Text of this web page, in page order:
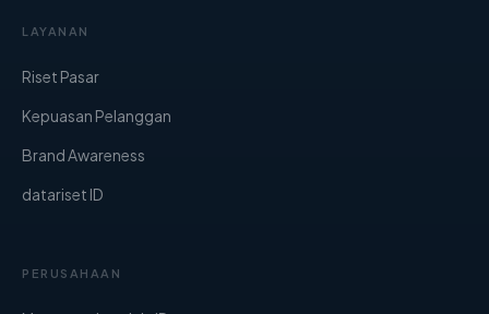
LAYANAN
Riset Pasar
Kepuasan Pelanggan
Brand Awareness
datariset ID
PERUSAHAAN